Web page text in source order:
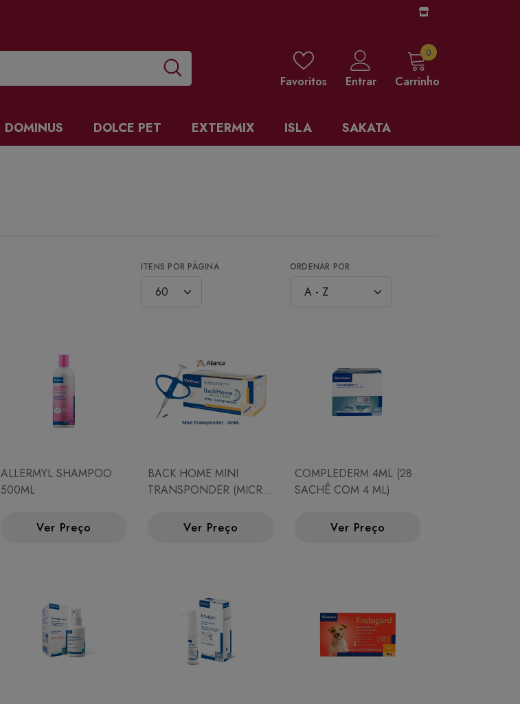
Favoritos Entrar Carrinho
00 items
DOMINUS DOLCE PET EXTERMIX ISLA SAKATA
ITENS POR PÁGINA ORDENAR POR
ALLERMYL SHAMPOO
500ML
Ver Preço
BACK HOME MINI
TRANSPONDER (MICRO
Ver Preço
COMPLEDERM 4ML (28
SACHÊ COM 4 ML)
Ver Preço